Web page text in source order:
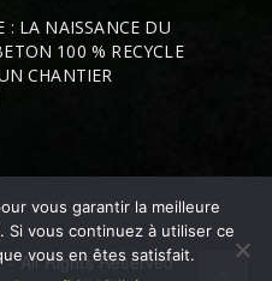
: LA NAISSANCE DU
100 % RECYCLE
CHANTIER
All Rights Reserved
vous garantir la meilleure
vous continuez à utiliser ce
vous en êtes satisfait.